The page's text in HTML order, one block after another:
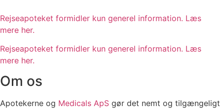
Rejseapoteket formidler kun generel information. Læs
mere her.
Rejseapoteket formidler kun generel information. Læs
mere her.
Om os
Apotekerne og Medicals ApS gør det nemt og tilgængeligt